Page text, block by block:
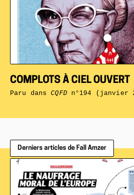
COMPLOTS À CIEL OUVERT
Paru dansCQFDn°194 (janvier
Derniers articles de Fall Amzer